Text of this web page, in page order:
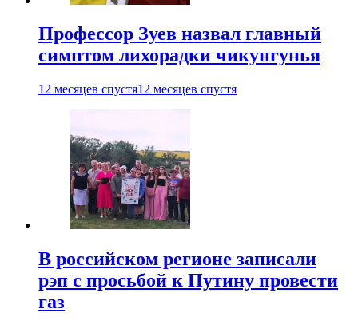
Профессор Зуев назвал главный
симптом лихорадки чикунгунья
12 месяцев спустя12 месяцев спустя
В российском регионе записали
рэп с просьбой к Путину провести
газ